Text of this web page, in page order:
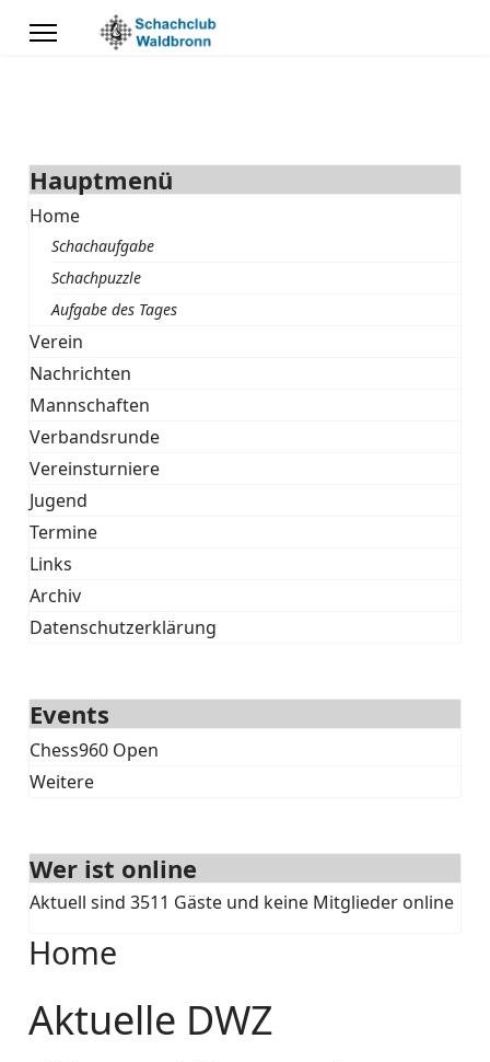
Hauptmenü
Home
Schachaufgabe
Schachpuzzle
Aufgabe des Tages
Verein
Nachrichten
Mannschaften
Verbandsrunde
Vereinsturniere
Jugend
Termine
Links
Archiv
Datenschutzerklärung
Events
Chess960 Open
Weitere
Wer ist online
Aktuell sind 3511 Gäste und keine Mitglieder online
Home
Aktuelle DWZ